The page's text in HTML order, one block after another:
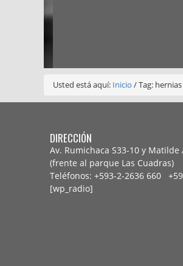
Usted está aquí: Inicio /Tag:
DIRECCIÓN
Av. Rumichaca S33-10 y Matilde
(frente al parque Las Cuadras)
Teléfonos: +593-2-2636 660
[wp_radio]